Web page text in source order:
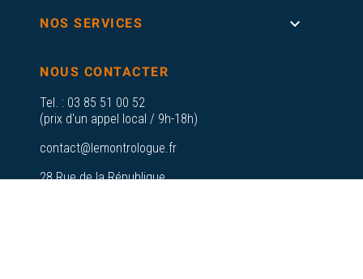
NOS SERVICES 
NOUS CONTACTER
Tel. : 03 85 51 00 52
(prix d'un appel local / 9h-18h)
contact@lemontrologue.fr
28 Rue de la République